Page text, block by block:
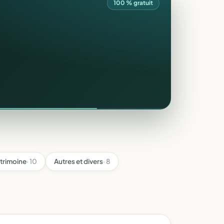
100 % gratuit
· 10 Autres et divers· 8